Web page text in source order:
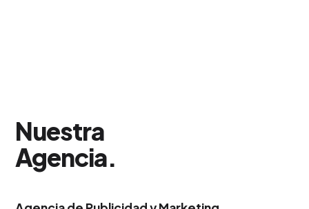
Nuestra
Agencia.